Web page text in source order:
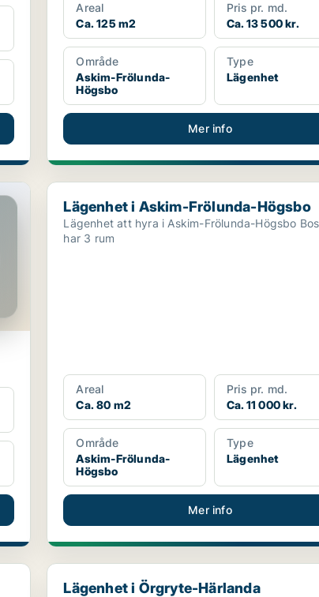
Areal
Ca. 125 m2
Pris pr. md.
Ca. 13 500 kr.
Område
Askim-Frölunda-
Högsbo
Type
Lägenhet
Mer info
Lägenhet i Askim-Frölunda-Högsbo
Lägenhet i Askim-Frölunda-Högsbo
Lägenhet att hyra i Askim-Frölunda-Högsbo Bostaden
har 3 rum
Areal
Ca. 80 m2
Pris pr. md.
Ca. 11 000 kr.
Område
Askim-Frölunda-
Högsbo
Type
Lägenhet
Mer info
Lägenhet i Örgryte-Härlanda
Lägenhet i Örgryte-Härlanda